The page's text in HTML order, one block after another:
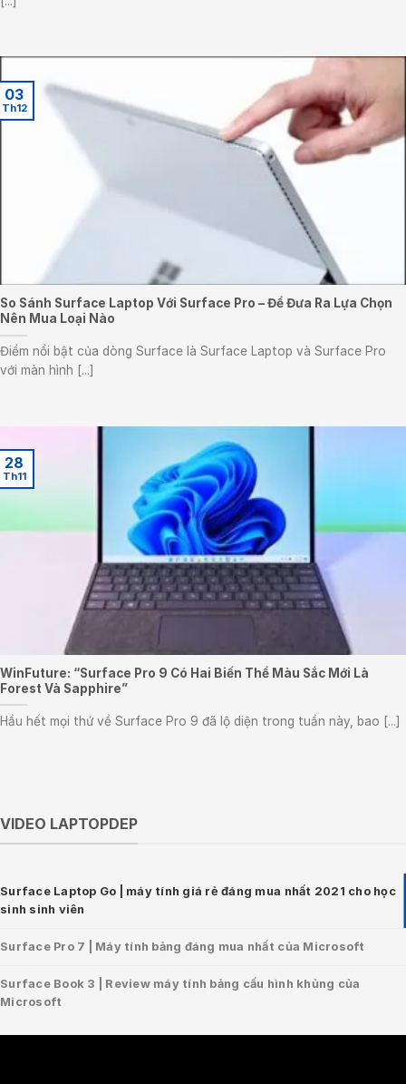
So Sánh Surface Laptop Với Surface Pro – Để Đưa Ra Lựa Chọn
Nên Mua Loại Nào
Điểm nổi bật của dòng Surface là Surface Laptop và Surface Pro
với màn hình [...]
03
Th12
WinFuture: “Surface Pro 9 Có Hai Biến Thể Màu Sắc Mới Là
Forest Và Sapphire”
Hầu hết mọi thứ về Surface Pro 9 đã lộ diện trong tuần này, bao [...]
28
Th11
VIDEO LAPTOPDEP
Surface Laptop Go | máy tính giá rẻ đáng mua nhất 2021 cho học
sinh sinh viên
Surface Pro 7 | Máy tính bảng đáng mua nhất của Microsoft
Surface Book 3 | Review máy tính bảng cấu hình khủng của
Microsoft